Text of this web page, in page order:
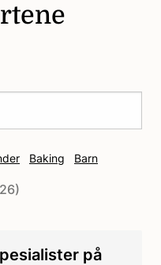
Baking
Barn
Hvetestivelsepå